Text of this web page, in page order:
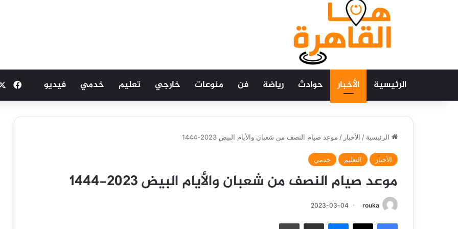
الرئيسية الأخبار حوادث رياضة فن منوعات خارجي تعليم خدمي فيديو
الرئيسية / الأخبار / موعد صيام النصف من شعبان والأيام البيض 2023-1444
الأخبار التعليم خدمي
موعد صيام النصف من شعبان والأيام البيض 2023-1444
rouka
2023-03-04
فيسبوك ‫X ماسنجر مشاركة عبر البريد طباعة